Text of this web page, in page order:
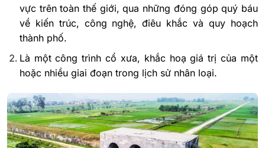
vực trên toàn thế giới, qua những đóng góp quý báu
về kiến trúc, công nghệ, điêu khắc và quy hoạch
thành phố.
Là một công trình cổ xưa, khắc hoạ giá trị của một
hoặc nhiều giai đoạn trong lịch sử nhân loại.